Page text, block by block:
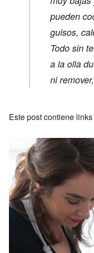
pueden
guisos,
Todo sin
a la olla
ni
Este post contiene